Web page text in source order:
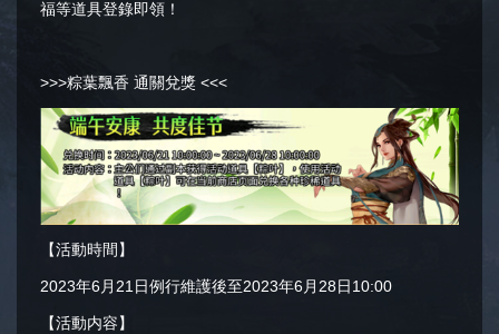
福等道具登錄即領！
>>>粽葉飄香 通關兌獎 <<<
【活動時間】
2023年6月21日例行維護後至2023年6月28日10:00
【活動内容】